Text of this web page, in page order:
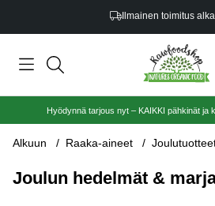
Ilmainen toimitus
Hyödynnä tarjous nyt – KAIKKI pähkinät ja
Alkuun Raaka-aineet
Joulun hedelmät &